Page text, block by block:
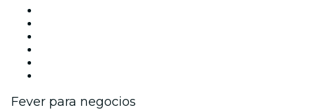
Fever para negocios